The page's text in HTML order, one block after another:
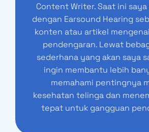
Content Writer. Saat ini
dengan Earsound Hearing
konten atau artikel
pendengaran. Lewat
sederhana yang akan saya
ingin membantu lebih
memahami pentingnya
kesehatan telinga dan
tepat untuk gangguan